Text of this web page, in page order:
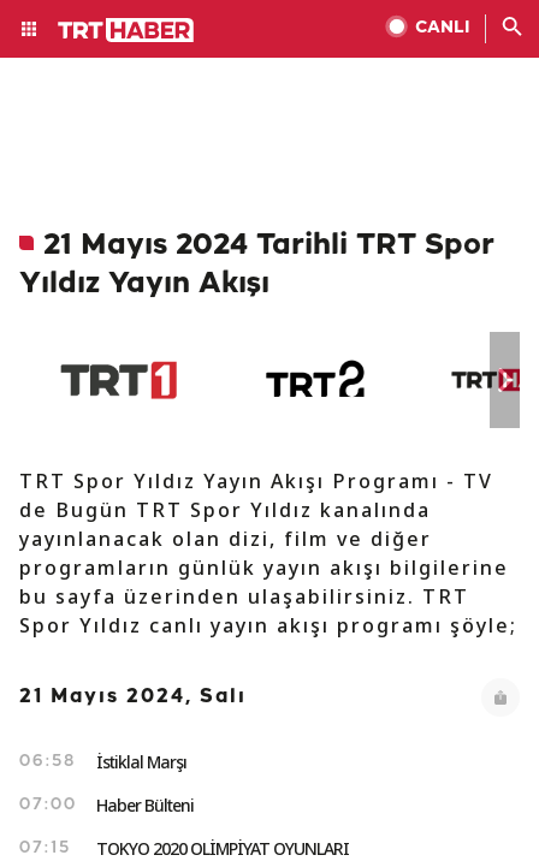
CANLI
21 Mayıs 2024 Tarihli TRT Spor
Yıldız Yayın Akışı
TRT Spor Yıldız Yayın Akışı Programı - TV
de Bugün TRT Spor Yıldız kanalında
yayınlanacak olan dizi, film ve diğer
programların günlük yayın akışı bilgilerine
bu sayfa üzerinden ulaşabilirsiniz. TRT
Spor Yıldız canlı yayın akışı programı şöyle;
21 Mayıs 2024, Salı
06:58 İstiklal Marşı
07:00 Haber Bülteni
07:15 TOKYO 2020 OLİMPİYAT OYUNLARI